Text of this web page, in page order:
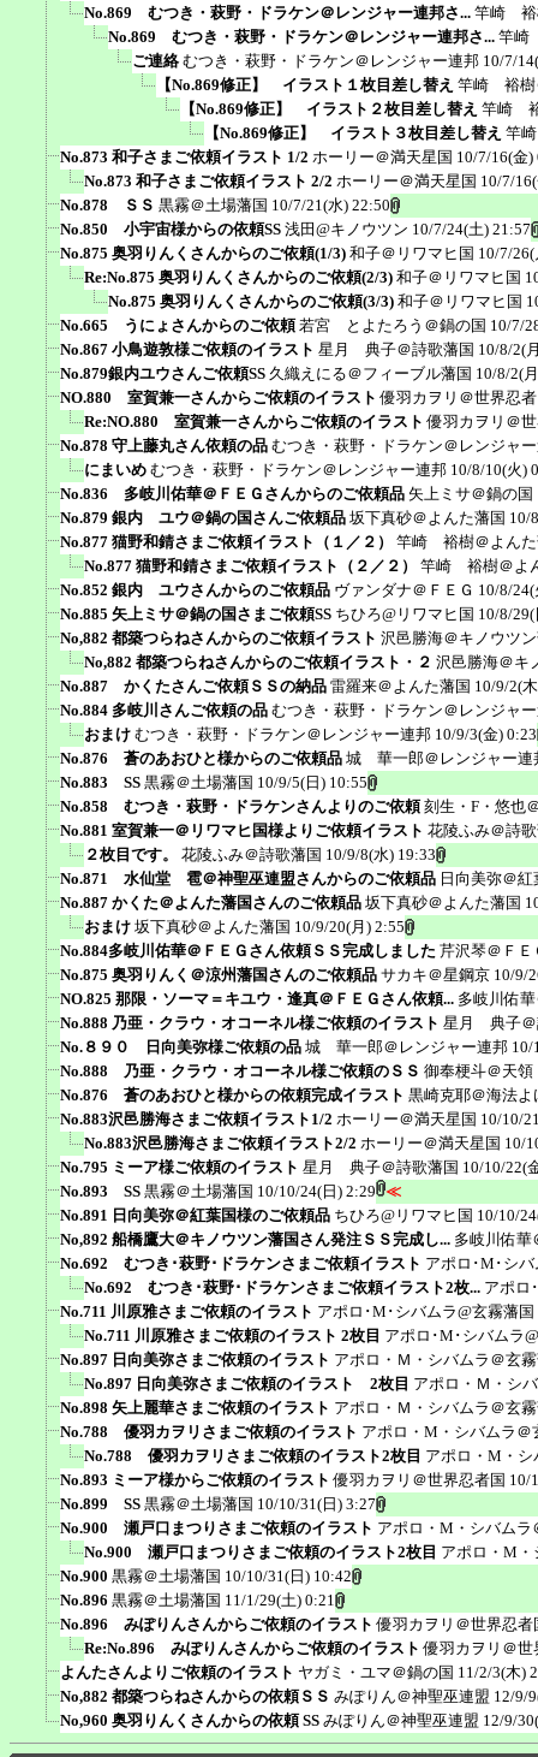
No.869 むつき・萩野・ドラケン＠レンジャー連邦さ... 竿崎 裕
No.869 むつき・萩野・ドラケン＠レンジャー連邦さ... 竿崎
ご連絡 むつき・萩野・ドラケン＠レンジャー連邦 10/7/
【No.869修正】 イラスト１枚目差し替え 竿崎 裕樹
【No.869修正】 イラスト２枚目差し替え 竿崎
【No.869修正】 イラスト３枚目差し替え 竿
No.873 和子さまご依頼イラスト 1/2 ホーリー＠満天星国 10/7/16(金)
No.873 和子さまご依頼イラスト 2/2 ホーリー＠満天星国 10/7/
No.878 ＳＳ 黒霧＠土場藩国 10/7/21(水) 22:50
No.850 小宇宙様からの依頼SS 浅田@キノウツン 10/7/24(土) 21:57
No.875 奥羽りんくさんからのご依頼(1/3) 和子＠リワマヒ国 10/7/
Re:No.875 奥羽りんくさんからのご依頼(2/3) 和子＠リワマヒ国
No.875 奥羽りんくさんからのご依頼(3/3) 和子＠リワマヒ国
No.665 うにょさんからのご依頼 若宮 とよたろう＠鍋の国 10/7/
No.867 小鳥遊敦様ご依頼のイラスト 星月 典子＠詩歌藩国 10/8/2(
No.879銀内ユウさんご依頼SS 久織えにる＠フィーブル藩国 10/8/2(
NO.880 室賀兼一さんからご依頼のイラスト 優羽カヲリ＠世界忍
Re:NO.880 室賀兼一さんからご依頼のイラスト 優羽カヲリ＠
No.878 守上藤丸さん依頼の品 むつき・萩野・ドラケン＠レンジャ
にまいめ むつき・萩野・ドラケン＠レンジャー連邦 10/8/10(火)
No.836 多岐川佑華＠ＦＥＧさんからのご依頼品 矢上ミサ＠鍋の国
No.879 銀内 ユウ＠鍋の国さんご依頼品 坂下真砂＠よんた藩国 10/
No.877 猫野和錆さまご依頼イラスト（１／２）
竿崎 裕樹＠よんた
No.877 猫野和錆さまご依頼イラスト（２／２）
竿崎 裕樹＠よ
No.852 銀内 ユウさんからのご依頼品 ヴァンダナ＠ＦＥＧ 10/8/
No.885 矢上ミサ＠鍋の国さまご依頼SS ちひろ@リワマヒ国 10/8/
No,882 都築つらねさんからのご依頼イラスト 沢邑勝海＠キノウツ
No,882 都築つらねさんからのご依頼イラスト・２ 沢邑勝海＠キ
No.887 かくたさんご依頼ＳＳの納品 雷羅来＠よんた藩国 10/9/2(
No.884 多岐川さんご依頼の品 むつき・萩野・ドラケン＠レンジャ
おまけ むつき・萩野・ドラケン＠レンジャー連邦 10/9/3(金) 0:23
No.876 蒼のあおひと様からのご依頼品 城 華一郎＠レンジャー連
No.883 SS 黒霧＠土場藩国 10/9/5(日) 10:55
No.858 むつき・萩野・ドラケンさんよりのご依頼 刻生・F・悠也
No.881 室賀兼一＠リワマヒ国様よりご依頼イラスト 花陵ふみ＠詩
２枚目です。
花陵ふみ＠詩歌藩国 10/9/8(水) 19:33
No.871 水仙堂 雹＠神聖巫連盟さんからのご依頼品 日向美弥＠紅
No.887 かくた＠よんた藩国さんのご依頼品 坂下真砂＠よんた藩国
おまけ 坂下真砂＠よんた藩国 10/9/20(月) 2:55
No.884多岐川佑華＠ＦＥＧさん依頼ＳＳ完成しました 芹沢琴＠ＦＥ
No.875 奥羽りんく＠涼州藩国さんのご依頼品 サカキ＠星鋼京 10/9/
NO.825 那限・ソーマ＝キユウ・逢真＠ＦＥＧさん依頼... 多岐川佑
No.888 乃亜・クラウ・オコーネル様ご依頼のイラスト 星月 典子＠
No.８９０ 日向美弥様ご依頼の品 城 華一郎＠レンジャー連邦 10/
No.888 乃亜・クラウ・オコーネル様ご依頼のＳＳ 御奉梗斗＠天領
No.876 蒼のあおひと様からの依頼完成イラスト 黒崎克耶＠海法よ
No.883沢邑勝海さまご依頼イラスト1/2 ホーリー＠満天星国 10/10/
No.883沢邑勝海さまご依頼イラスト2/2 ホーリー＠満天星国 10/
No.795 ミーア様ご依頼のイラスト 星月 典子＠詩歌藩国 10/10/22(
No.893 SS 黒霧＠土場藩国 10/10/24(日) 2:29 ≪
No.891 日向美弥＠紅葉国様のご依頼品 ちひろ@リワマヒ国 10/10/
No,892 船橋鷹大＠キノウツン藩国さん発注ＳＳ完成し... 多岐川佑華
No.692 むつき･萩野･ドラケンさまご依頼イラスト アポロ･M･シ
No.692 むつき･萩野･ドラケンさまご依頼イラスト2枚... アポロ
No.711 川原雅さまご依頼のイラスト アポロ･M･シバムラ@玄霧藩国
No.711 川原雅さまご依頼のイラスト 2枚目 アポロ･M･シバムラ
No.897 日向美弥さまご依頼のイラスト アポロ・Ｍ・シバムラ＠玄
No.897 日向美弥さまご依頼のイラスト 2枚目 アポロ・Ｍ・シ
No.898 矢上麗華さまご依頼のイラスト アポロ・Ｍ・シバムラ＠玄
No.788 優羽カヲリさまご依頼のイラスト アポロ・M・シバムラ＠
No.788 優羽カヲリさまご依頼のイラスト2枚目 アポロ・M・
No.893 ミーア様からご依頼のイラスト 優羽カヲリ＠世界忍者国 10/
No.899 SS 黒霧＠土場藩国 10/10/31(日) 3:27
No.900 瀬戸口まつりさまご依頼のイラスト アポロ・M・シバムラ
No.900 瀬戸口まつりさまご依頼のイラスト2枚目 アポロ・M・
No.900 黒霧＠土場藩国 10/10/31(日) 10:42
No.896 黒霧＠土場藩国 11/1/29(土) 0:21
No.896 みぽりんさんからご依頼のイラスト 優羽カヲリ＠世界忍者
Re:No.896 みぽりんさんからご依頼のイラスト 優羽カヲリ＠世
よんたさんよりご依頼のイラスト ヤガミ・ユマ＠鍋の国 11/2/3(木)
No,882 都築つらねさんからの依頼ＳＳ みぽりん＠神聖巫連盟 12/9/
No,960 奥羽りんくさんからの依頼 SS みぽりん＠神聖巫連盟 12/9/